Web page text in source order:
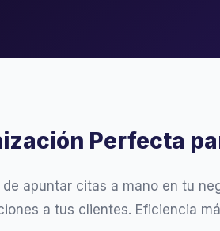
Perfecta
de apuntar citas a mano en tu
a tus clientes. Eficiencia